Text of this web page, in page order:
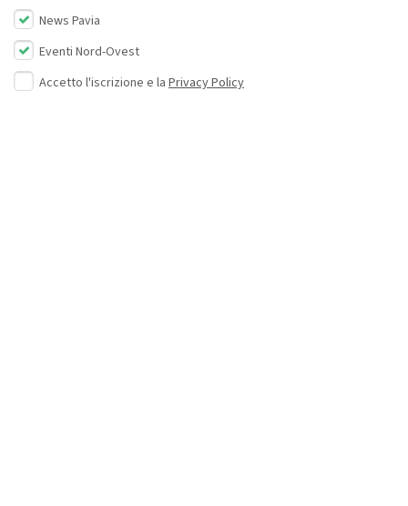
News Pavia
Eventi Nord-Ovest
Accetto l'iscrizione e la Privacy Policy